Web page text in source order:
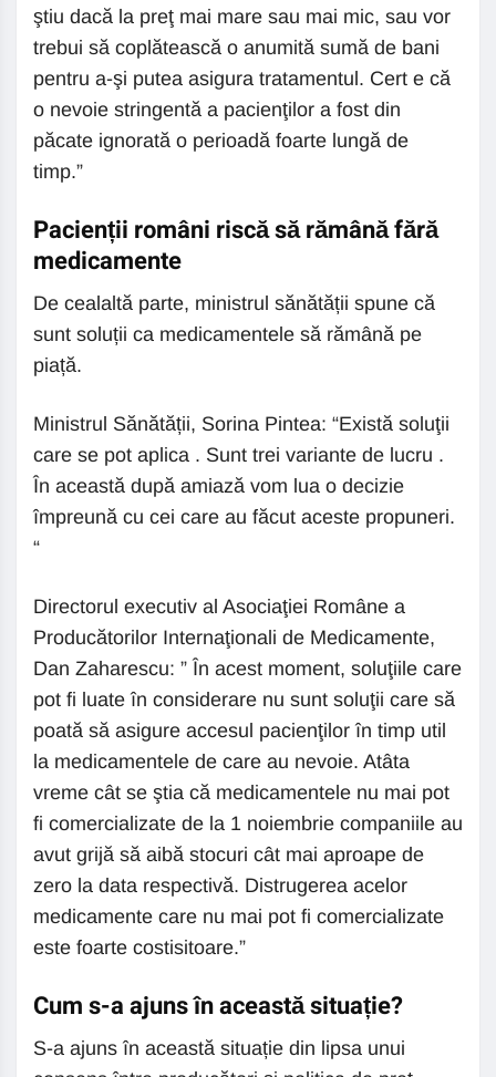
ştiu dacă la preţ mai mare sau mai mic, sau vor
trebui să coplătească o anumită sumă de bani
pentru a-şi putea asigura tratamentul. Cert e că
o nevoie stringentă a pacienţilor a fost din
păcate ignorată o perioadă foarte lungă de
timp.”
Pacienții români riscă să rămână fără
medicamente
De cealaltă parte, ministrul sănătății spune că
sunt soluții ca medicamentele să rămână pe
piață.
Ministrul Sănătății, Sorina Pintea: “Există soluţii
care se pot aplica . Sunt trei variante de lucru .
În această după amiază vom lua o decizie
împreună cu cei care au făcut aceste propuneri.
“
Directorul executiv al Asociaţiei Române a
Producătorilor Internaţionali de Medicamente,
Dan Zaharescu: ” În acest moment, soluţiile care
pot fi luate în considerare nu sunt soluţii care să
poată să asigure accesul pacienţilor în timp util
la medicamentele de care au nevoie. Atâta
vreme cât se ştia că medicamentele nu mai pot
fi comercializate de la 1 noiembrie companiile au
avut grijă să aibă stocuri cât mai aproape de
zero la data respectivă. Distrugerea acelor
medicamente care nu mai pot fi comercializate
este foarte costisitoare.”
Cum s-a ajuns în această situație?
S-a ajuns în această situație din lipsa unui